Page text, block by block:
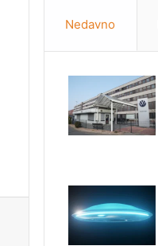
Nedavno